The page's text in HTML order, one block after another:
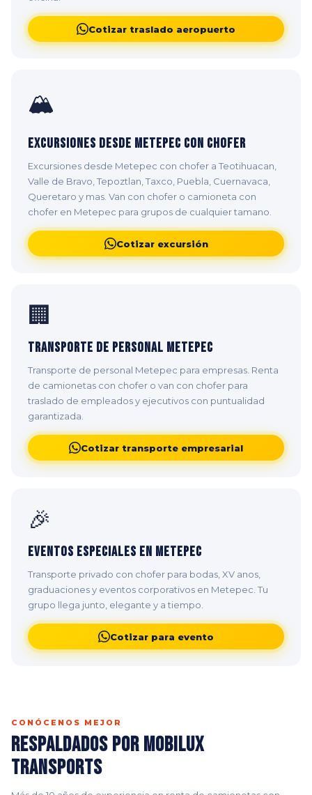
Cotizar traslado aeropuerto
🏔️
Excursiones desde Metepec con Chofer
Excursiones desde Metepec con chofer a Teotihuacan,
Valle de Bravo, Tepoztlan, Taxco, Puebla, Cuernavaca,
Queretaro y mas. Van con chofer o camioneta con
chofer en Metepec para grupos de cualquier tamano.
Cotizar excursión
🏢
Transporte de Personal Metepec
Transporte de personal Metepec para empresas. Renta
de camionetas con chofer o van con chofer para
traslado de empleados y ejecutivos con puntualidad
garantizada.
Cotizar transporte empresarial
🎉
Eventos Especiales en Metepec
Transporte privado con chofer para bodas, XV anos,
graduaciones y eventos corporativos en Metepec. Tu
grupo llega junto, elegante y a tiempo.
Cotizar para evento
CONÓCENOS MEJOR
Respaldados por Mobilux
Transports